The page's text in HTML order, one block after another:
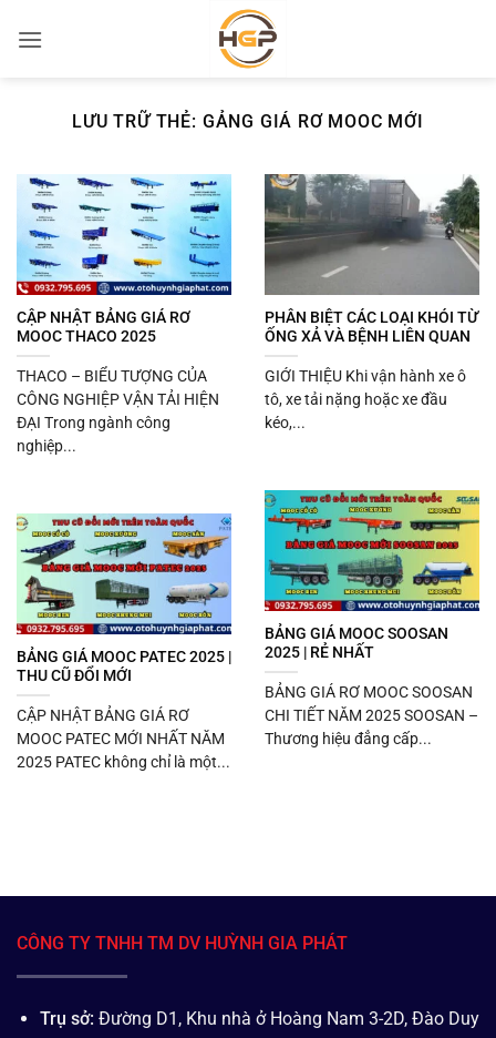
qua
LƯU TRỮ THẺ: GẢNG GIÁ RƠ MOOC MỚI
CẬP NHẬT BẢNG GIÁ RƠ
MOOC THACO 2025
THACO – BIỂU TƯỢNG CỦA
CÔNG NGHIỆP VẬN TẢI HIỆN
ĐẠI Trong ngành công
nghiệp...
PHÂN BIỆT CÁC LOẠI KHÓI TỪ
ỐNG XẢ VÀ BỆNH LIÊN QUAN
GIỚI THIỆU Khi vận hành xe ô
tô, xe tải nặng hoặc xe đầu
kéo,...
BẢNG GIÁ MOOC SOOSAN
2025 | RẺ NHẤT
BẢNG GIÁ RƠ MOOC SOOSAN
CHI TIẾT NĂM 2025 SOOSAN –
Thương hiệu đẳng cấp...
BẢNG GIÁ MOOC PATEC 2025 |
THU CŨ ĐỔI MỚI
CẬP NHẬT BẢNG GIÁ RƠ
MOOC PATEC MỚI NHẤT NĂM
2025 PATEC không chỉ là một...
CÔNG TY TNHH TM DV HUỲNH GIA PHÁT
Trụ sở: Đường D1, Khu nhà ở Hoàng Nam 3-2D, Đào Duy